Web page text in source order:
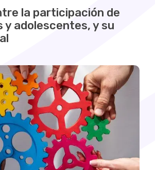
la participación de
y adolescentes, y su